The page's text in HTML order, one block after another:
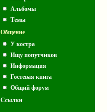
Альбомы
Темы
Общение
У костра
Ищу попутчиков
Информация
Гостевая книга
Общий форум
Ссылки